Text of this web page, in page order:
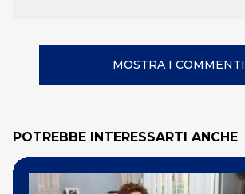
MOSTRA I COMMENTI
POTREBBE INTERESSARTI ANCHE